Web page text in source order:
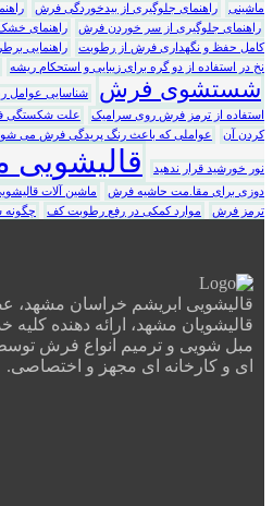
ماشینی
راهنمای جلوگیری از بیدخوردگی فرش
راهنمای جلوگیری از سر خوردن فرش
راهنمای
کامل حفظ و نگهداری فرش از رطوبت
راهنمایی
نخ در استفاده از دو گره برای زیبایی و استحکام ریشه
شستشوی فرش شناسایی عوامل
استفاده از ترمز فرش روی سرامیک
علت شکستگی
کردن آن
عواملی که باعث رنگ پریدگی فرش می
نور خورشید قرار ندهید قالیشویی
دوزی برای مقا.مت حاشیه فرش
ماشین آلات
ترمز فرش
موارد کمکی در رفع رطوبت کف چگونه
قالیشویی ابریشم خراسان مشهد،
قالیشویان مشهد، ارائه دهنده کلیه
مبل شویی و ترمیم انواع فرش
ای و کارخانه ای مجهز و اختصاصی.